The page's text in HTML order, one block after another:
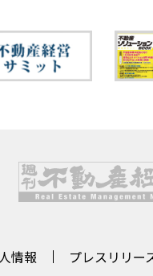
情報 プレスリリー